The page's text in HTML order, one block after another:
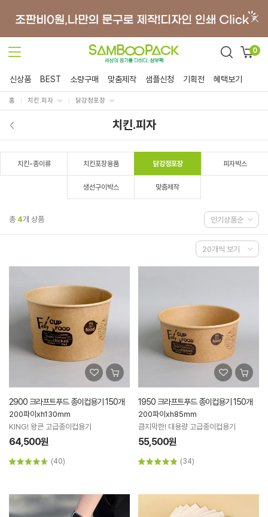
0
신상품 BEST 소량구매 맞춤제작 샘플신청 기획전 혜택보기
홈 치킨.피자 닭강정포장
치킨.피자
치킨-종이류 치킨포장용품 닭강정포장 피자박스
생선구이박스 맞춤제작
총 4개 상품
2900 크라프트푸드 종이컵용기 150개
200파이xh130mm
KING! 왕큰 고급종이컵용기
64,500원
(40)
1950 크라프트푸드 종이컵용기 150개
200파이xh85mm
큼지막한! 대용량 고급종이컵용기
55,500원
(34)